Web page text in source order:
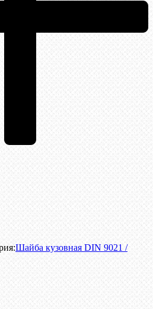
Шайба кузовная DIN 9021 /